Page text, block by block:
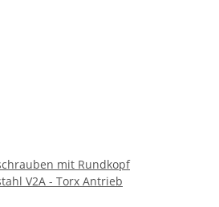
mit Rundkopf
V2A - Torx Antrieb